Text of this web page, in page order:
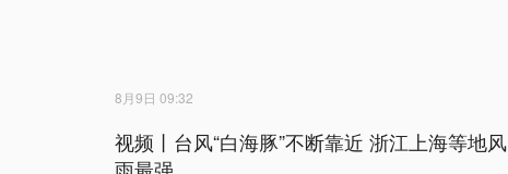
8月9日 09:32
视频丨台风“白海豚”不断靠近 浙江上海等地风
雨最强